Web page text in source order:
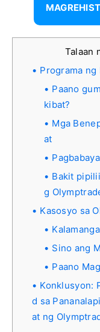
Talaan
Programa ng
Paano
kibat?
Mga
at
Bakit
g
Kasosyo sa
Sino ang
Paano
Konklusyon:
d sa
at ng